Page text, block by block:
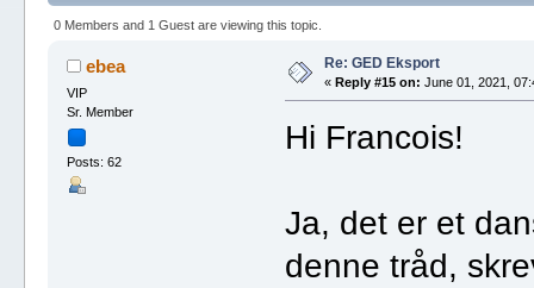
0 Members and 1 Guest are viewing this topic.
ebea
VIP
Sr. Member
Posts: 62
Re: GED Eksport
« Reply #15 on: June 01, 2021,
Hi Francois!
Ja, det er et
denne tråd,